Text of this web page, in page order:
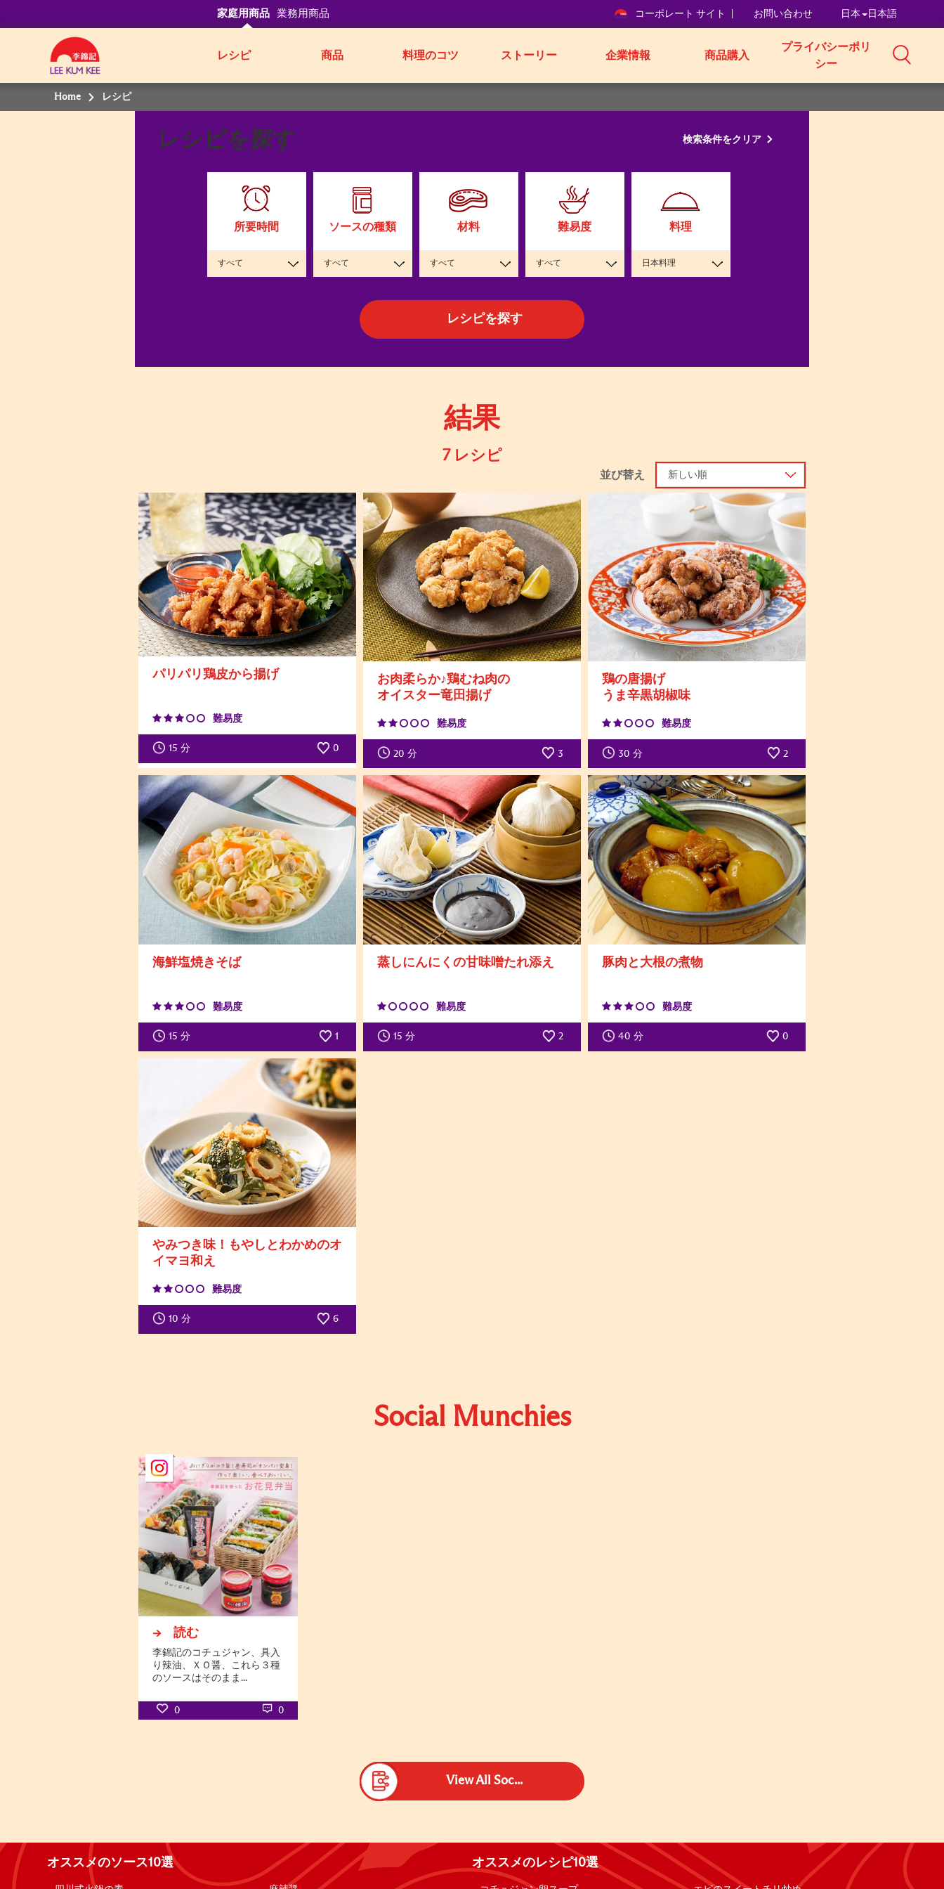
家庭用商品 業務用商品 コーポレート サイト お問い合わせ 日本 日本語
レシピ 商品 料理のコツ ストーリー 企業情報 商品購入
プライバシーポリ
シー
Home レシピ
レシピを探す 検索条件をクリア
所要時間
すべて
ソースの種類
すべて
材料
すべて
難易度
すべて
料理
日本料理
レシピを探す
結果
7 レシピ
並び替え 新しい順
パリパリ鶏皮から揚げ
難易度
15 分 0
お肉柔らか♪鶏むね肉の
オイスター竜田揚げ
難易度
20 分 3
鶏の唐揚げ
うま辛黒胡椒味
難易度
30 分 2
海鮮塩焼きそば
難易度
15 分 1
蒸しにんにくの甘味噌たれ添え
難易度
15 分 2
豚肉と大根の煮物
難易度
40 分 0
やみつき味！もやしとわかめのオ
イマヨ和え
難易度
10 分 6
Social Munchies
→ 読む
李錦記のコチュジャン、具入
り辣油、ＸＯ醤、これら３種
のソースはそのまま...
0 0
View All Soc...
オススメのソース10選 オススメのレシピ10選